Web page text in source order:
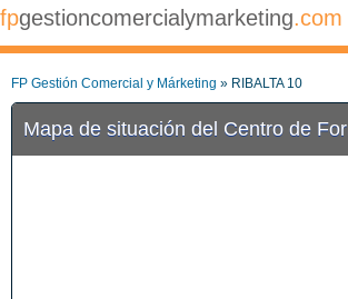
fpgestioncomercialymarketing.com
FP Gestión Comercial y Márketing » RIBALTA 10
Mapa de situación del Centro de